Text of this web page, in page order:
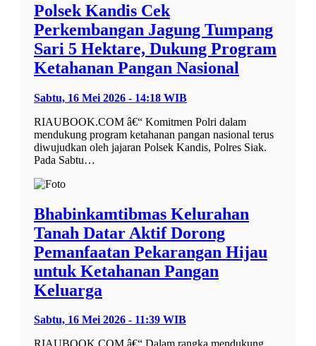
Polsek Kandis Cek
Perkembangan Jagung Tumpang
Sari 5 Hektare, Dukung Program
Ketahanan Pangan Nasional
Sabtu, 16 Mei 2026 - 14:18 WIB
RIAUBOOK.COM â€“ Komitmen Polri dalam
mendukung program ketahanan pangan nasional terus
diwujudkan oleh jajaran Polsek Kandis, Polres Siak.
Pada Sabtu…
Bhabinkamtibmas Kelurahan
Tanah Datar Aktif Dorong
Pemanfaatan Pekarangan Hijau
untuk Ketahanan Pangan
Keluarga
Sabtu, 16 Mei 2026 - 11:39 WIB